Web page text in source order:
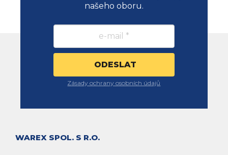
našeho oboru.
Zásady ochrany osobních údajů
WAREX SPOL. S R.O.